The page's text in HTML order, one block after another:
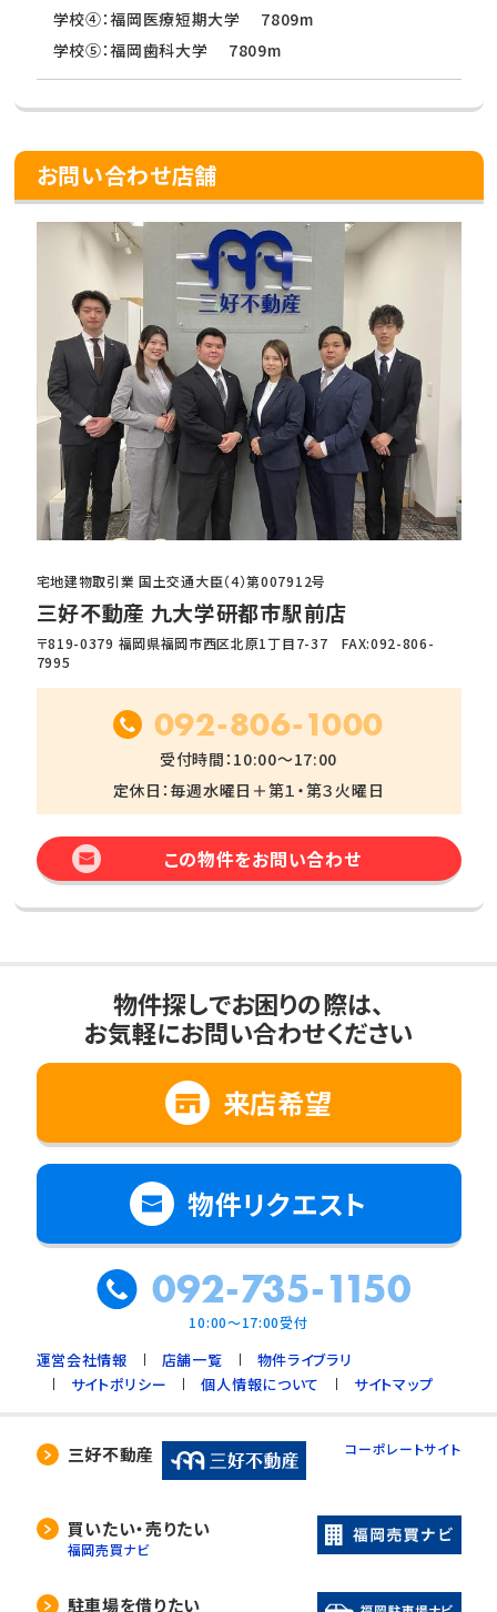
学校④：福岡医療短期大学 7809m
学校⑤：福岡歯科大学 7809m
お問い合わせ店舗
宅地建物取引業 国土交通大臣（4）第007912号
三好不動産 九大学研都市駅前店
〒819-0379 福岡県福岡市西区北原1丁目7-37 FAX:092-806-
7995
092-806-1000
受付時間：10:00～17:00
定休日：毎週水曜日＋第１・第３火曜日
この物件をお問い合わせ
物件探しでお困りの際は、
お気軽にお問い合わせください
来店希望
物件リクエスト
092-735-1150
10:00～17:00受付
運営会社情報 店舗一覧
物件ライブラリ
サイトポリシー
個人情報について サイトマップ
三好不動産 コーポレートサイト
買いたい・売りたい
福岡売買ナビ
駐車場を借りたい